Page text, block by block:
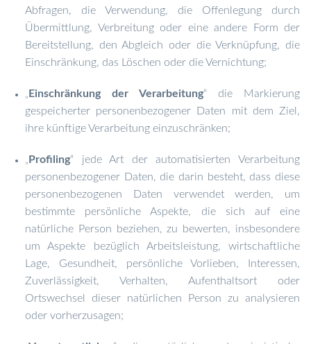
Abfragen, die Verwendung, die Offenlegung durch
Übermittlung, Verbreitung oder eine andere Form der
Bereitstellung, den Abgleich oder die Verknüpfung, die
Einschränkung, das Löschen oder die Vernichtung;
„ Einschränkung der Verarbeitung“ die Markierung
gespeicherter personenbezogener Daten mit dem Ziel,
ihre künftige Verarbeitung einzuschränken;
„ Profiling“ jede Art der automatisierten Verarbeitung
personenbezogener Daten, die darin besteht, dass diese
personenbezogenen Daten verwendet werden, um
bestimmte persönliche Aspekte, die sich auf eine
natürliche Person beziehen, zu bewerten, insbesondere
um Aspekte bezüglich Arbeitsleistung, wirtschaftliche
Lage, Gesundheit, persönliche Vorlieben, Interessen,
Zuverlässigkeit, Verhalten, Aufenthaltsort oder
Ortswechsel dieser natürlichen Person zu analysieren
oder vorherzusagen;